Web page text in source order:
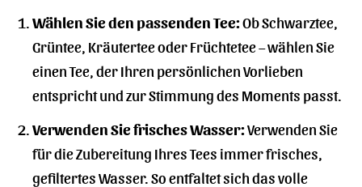
Wählen Sie den passenden Tee:Ob Schwarztee,
Grüntee, Kräutertee oder Früchtetee – wählen Sie
einen Tee, der Ihren persönlichen Vorlieben
entspricht und zur Stimmung des Moments passt.
Verwenden Sie frisches Wasser:Verwenden Sie
für die Zubereitung Ihres Tees immer frisches,
gefiltertes Wasser. So entfaltet sich das volle